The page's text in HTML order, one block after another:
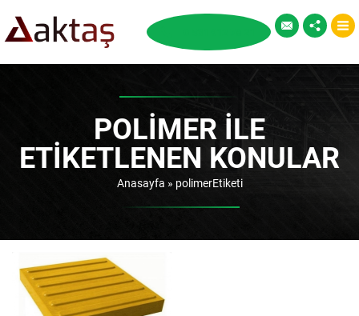
POLIMER ILE
ETIKETLENEN KONULAR
Anasayfa » polimerEtiketi